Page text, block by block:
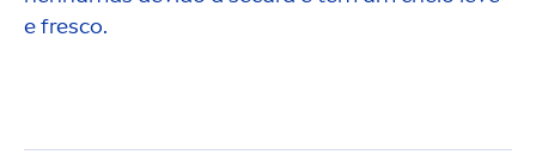
e fresco.